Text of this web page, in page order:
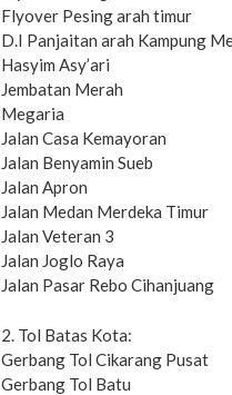
Flyover Pesing arah timur
D.I Panjaitan arah Kampung
Hasyim Asy’ari
Jembatan Merah
Megaria
Jalan Casa Kemayoran
Jalan Benyamin Sueb
Jalan Apron
Jalan Medan Merdeka Timur
Jalan Veteran 3
Jalan Joglo Raya
Jalan Pasar Rebo Cihanjuang
2. Tol Batas Kota:
Gerbang Tol Cikarang Pusat
Gerbang Tol Batu